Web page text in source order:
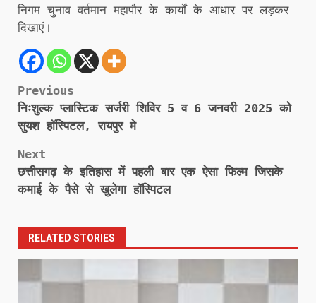
निगम चुनाव वर्तमान महापौर के कार्यों के आधार पर लड़कर
दिखाएं।
Post
navigation
Previous
निःशुल्क प्लास्टिक सर्जरी शिविर 5 व 6 जनवरी 2025 को
सुयश हॉस्पिटल, रायपुर मे
Next
छत्तीसगढ़ के इतिहास में पहली बार एक ऐसा फिल्म जिसके
कमाई के पैसे से खुलेगा हॉस्पिटल
RELATED STORIES